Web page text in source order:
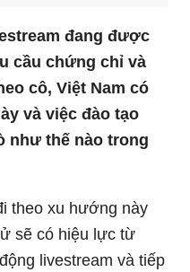
đang được
cầu chứng chỉ và
cô, Việt Nam có
và việc đào tạo
như thế nào trong
theo xu hướng này
sẽ có hiệu lực từ
livestream và tiếp